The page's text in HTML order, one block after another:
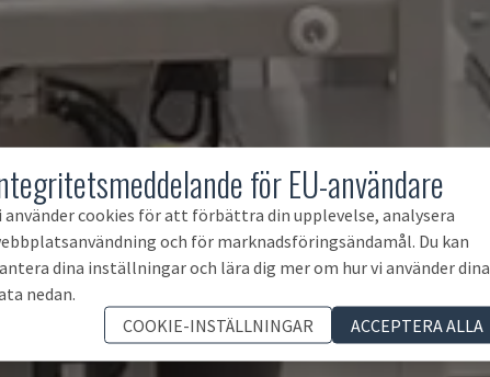
för EU-användare
använder cookies för att förbättra din upplevelse, analysera
och för marknadsföringsändamål. Du kan
dina inställningar och lära dig mer om hur vi använder dina
nedan.
COOKIE-INSTÄLLNINGAR
ACCEPTERA ALLA